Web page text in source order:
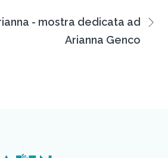
- mostra dedicata ad
Arianna Genco